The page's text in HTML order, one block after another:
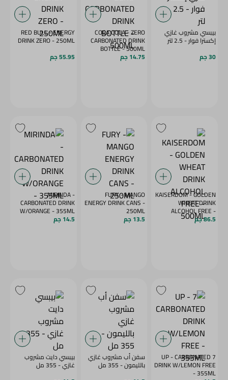
بيبسي مشروب غازي
إكسترا فوار - 2.5 لتر
30 جم
COCA COLA - ZERO
CARBONATED DRINK
BOTTLE - 500ML
14.75 جم
RED BULL - ENERGY
DRINK ZERO - 250ML
55.95 جم
KAISERDOM - GOLDEN
WHEAT DRINK
ALCOHOL FREE -
500ML
86.5 جم
FURY - MANGO
ENERGY DRINK CANS -
250ML
13.5 جم
MIRINDA -
CARBONATED DRINK
W/ORANGE - 355ML
14.5 جم
7 UP - CARBONATED
DRINK W/LEMON FREE
- 355ML
سفن أب مشروب غازي
بالليمون - 355 مل
بيبسي دايت مشروب
غازي - 355 مل